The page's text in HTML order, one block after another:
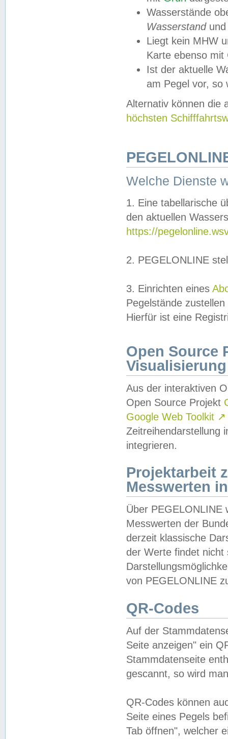
Wasserstände
Wasserstandund
Liegt kein MHW
Karte ebenso mit
Ist der aktuelle
am Pegel vor,
Alternativ können die
höchsten
Welche Dienste
1. Eine tabellarische
den aktuellen
https://
2. PEGELONLINE
3. Einrichten eines
Pegelstände
Hierfür ist eine
Open Source
Visualisierung
Aus der interaktiven
Open Source Projekt
Google Web Toolkit ↗
Zeitreihendarstellung
integrieren.
Projektarbeit
Messwerten
Über PEGELONLINE
Messwerten der
derzeit klassische
der Werte findet
von PEGELONLINE
QR-Codes
Auf der
Seite anzeigen" ein
Stammdatenseite
gescannt, so wird
QR-Codes können
Seite eines Pegels
Tab öffnen", welcher